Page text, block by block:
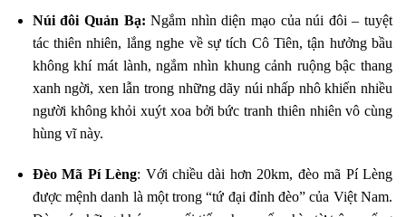
Núi đôi Quản Bạ:Ngắm nhìn diện mạo của núi đôi – tuyệt
tác thiên nhiên, lắng nghe về sự tích Cô Tiên, tận hưởng bầu
không khí mát lành, ngắm nhìn khung cảnh ruộng bậc thang
xanh ngời, xen lẫn trong những dãy núi nhấp nhô khiến nhiều
người không khỏi xuýt xoa bởi bức tranh thiên nhiên vô cùng
hùng vĩ này.
Đèo Mã Pí Lèng: Với chiều dài hơn 20km, đèo mã Pí Lèng
được mệnh danh là một trong “tứ đại đỉnh đèo” của Việt Nam.